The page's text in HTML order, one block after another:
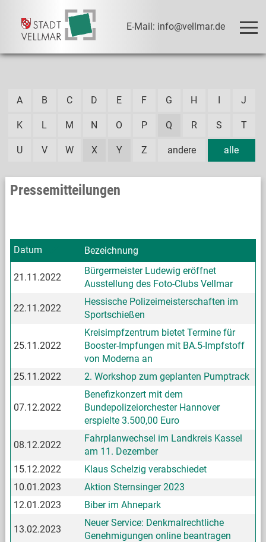
E-Mail: info@vellmar.de
alle
A B C D E F G H I J
K L M N O P Q R S T
U V W X Y Z andere
Pressemitteilungen
Datum Bezeichnung
21.11.2022
Bürgermeister Ludewig eröffnet
Ausstellung des Foto-Clubs Vellmar
22.11.2022
Hessische Polizeimeisterschaften im
Sportschießen
25.11.2022
Kreisimpfzentrum bietet Termine für
Booster-Impfungen mit BA.5-Impfstoff
von Moderna an
25.11.2022
2. Workshop zum geplanten Pumptrack
07.12.2022
Benefizkonzert mit dem
Bundepolizeiorchester Hannover
erspielte 3.500,00 Euro
08.12.2022
Fahrplanwechsel im Landkreis Kassel
am 11. Dezember
15.12.2022
Klaus Schelzig verabschiedet
10.01.2023
Aktion Sternsinger 2023
12.01.2023
Biber im Ahnepark
13.02.2023
Neuer Service: Denkmalrechtliche
Genehmigungen online beantragen